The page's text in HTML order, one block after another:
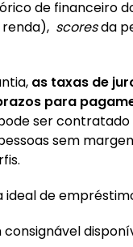
de financeiro
scoresda
as taxas de
para
ser
sem
ideal de
consignável